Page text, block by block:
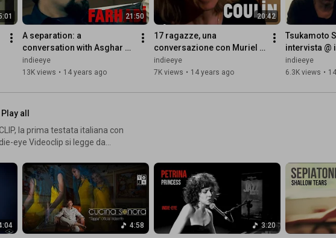
21:50
A separation: a
conversation with Asghar
Faradhi e Babak Karimi
indieeye
13K views • 14 years ago
20:42
17 ragazze, una
conversazione con Muriel
Coulin
indieeye
7K views • 14 years ago
Tsukamoto
intervista @
indieeye
6.3K views •
Play all
eye Videoclip si legge da
4:58 3:20